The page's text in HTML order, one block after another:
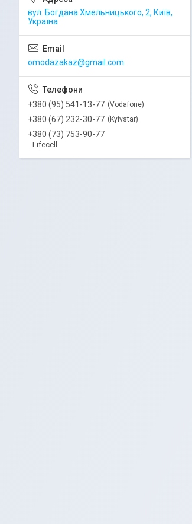
вул. Богдана Хмельницького, 2, Київ,
Україна
omodazakaz@gmail.com
+380 (95) 541-13-77 Vodafone
+380 (67) 232-30-77 Kyivstar
+380 (73) 753-90-77
Lifecell